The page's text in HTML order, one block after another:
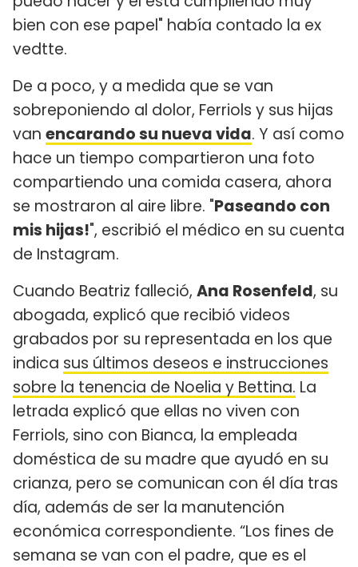
bien con ese papel" había contado la ex
vedtte.
De a poco, y a medida que se van
sobreponiendo al dolor, Ferriols y sus hijas
van encarando su nueva vida. Y así como
hace un tiempo compartieron una foto
compartiendo una comida casera, ahora
se mostraron al aire libre. "Paseando con
mis hijas!", escribió el médico en su cuenta
de Instagram.
Cuando Beatriz falleció, Ana Rosenfeld, su
abogada, explicó que recibió videos
grabados por su representada en los que
indica sus últimos deseos e instrucciones
sobre la tenencia de Noelia y Bettina. La
letrada explicó que ellas no viven con
Ferriols, sino con Bianca, la empleada
doméstica de su madre que ayudó en su
crianza, pero se comunican con él día tras
día, además de ser la manutención
económica correspondiente. “Los fines de
semana se van con el padre, que es el